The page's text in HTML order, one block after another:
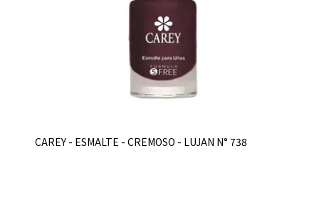
CAREY - ESMALTE - CREMOSO - LUJAN N° 738